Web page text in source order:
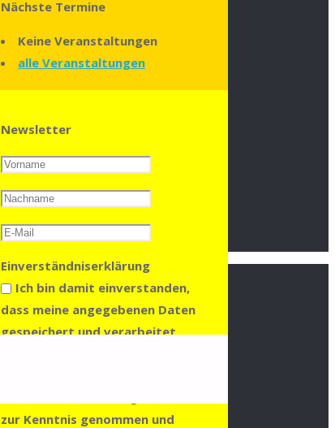
Nächste Termine
Keine Veranstaltungen
alle Veranstaltungen
Newsletter
Einverständniserklärung
Ich bin damit einverstanden,
dass meine angegebenen Daten
gespeichert und verarbeitet
zur Kenntnis genommen und